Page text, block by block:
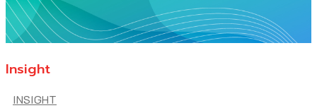
Insight
INSIGHT